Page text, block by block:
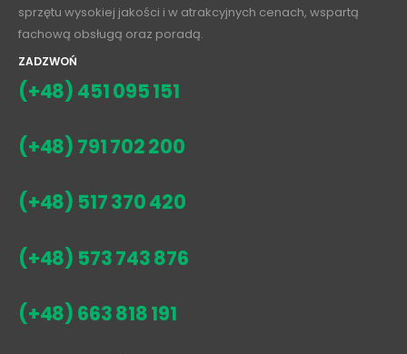
sprzętu wysokiej jakości i w atrakcyjnych cenach, wspartą
fachową obsługą oraz poradą.
ZADZWOŃ
(+48) 451 095 151
(+48) 791 702 200
(+48) 517 370 420
(+48) 573 743 876
(+48) 663 818 191